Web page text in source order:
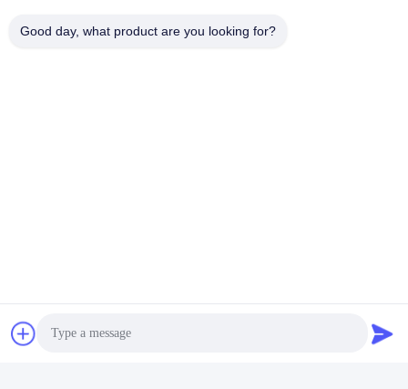
Good day, what product are you looking for?